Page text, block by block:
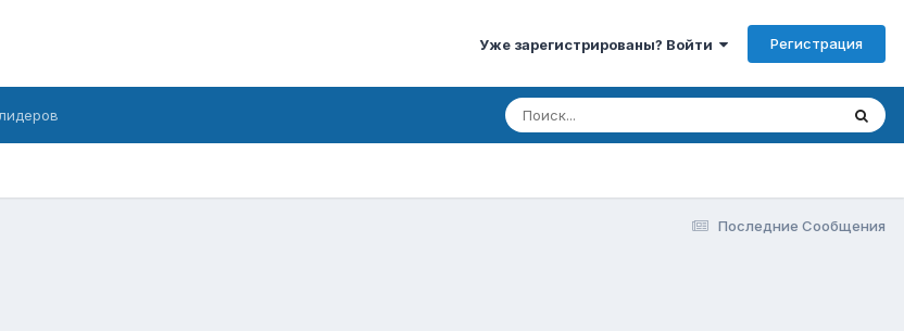
Уже зарегистрированы? Войти Регистрация
Последние Сообщения